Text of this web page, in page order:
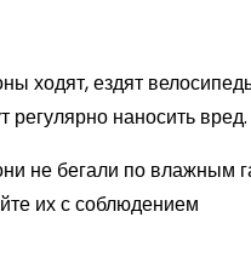
ходят, ездят
наносить вред.
не бегали по влажным
их с соблюдением